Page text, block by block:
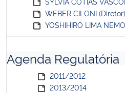
WEBER CILONI (Diretor)
YOSHIHIRO LIMA
Agenda Regulatória
2011/2012
2013/2014